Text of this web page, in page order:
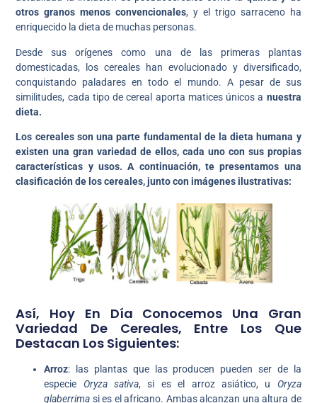
otros granos menos convencionales, y el trigo sarraceno ha
enriquecido la dieta de muchas personas.
Desde sus orígenes como una de las primeras plantas
domesticadas, los cereales han evolucionado y diversificado,
conquistando paladares en todo el mundo. A pesar de sus
similitudes, cada tipo de cereal aporta matices únicos a nuestra
dieta.
Los cereales son una parte fundamental de la dieta humana y
existen una gran variedad de ellos, cada uno con sus propias
características y usos. A continuación, te presentamos una
clasificación de los cereales, junto con imágenes ilustrativas:
Así, Hoy En Día Conocemos Una Gran
Variedad De Cereales, Entre Los Que
Destacan Los Siguientes:
Arroz: las plantas que las producen pueden ser de la
especie Oryza sativa, si es el arroz asiático, u Oryza
glaberrima si es el africano. Ambas alcanzan una altura de